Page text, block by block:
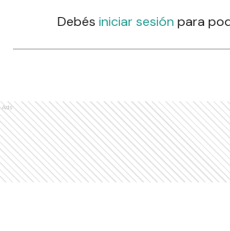
Debés iniciar sesión para
Ads